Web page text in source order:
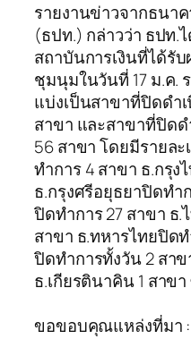
รายงานข่าวจากธนา
(ธปท.) กล่าวว่า ธปท.
สถาบันการเงินที่ได้รั
ชุมนุมในวันที่ 17 ม.ค.
แบ่งเป็นสาขาที่ปิดดำ
สาขา และสาขาที่ปิด
56 สาขา โดยมีรายล
ทำการ 4 สาขา ธ.กรุ
ธ.กรุงศรีอยุธยาปิดทำ
ปิดทำการ 27 สาขา
สาขา ธ.ทหารไทยปิด
ปิดทำการทั้งวัน 2 สา
ธ.เกียรตินาคิน 1 สาข
ขอขอบคุณแหล่งที่มา :